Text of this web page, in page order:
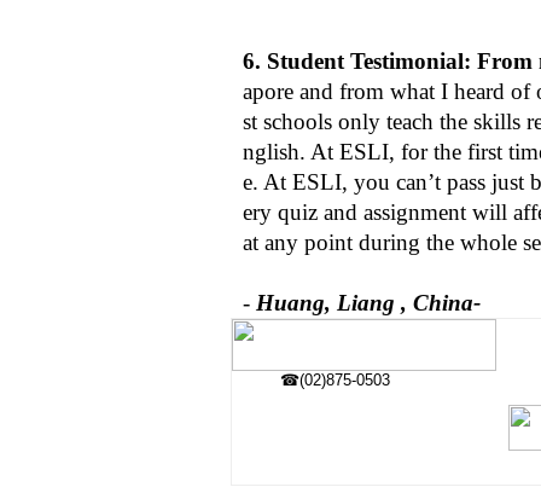
6. Student Testimonial: From
apore and from what I heard of
st schools only teach the skills
nglish. At ESLI, for the first
e. At ESLI, you can’t pass just
ery quiz and assignment will
at any point during the whole
- Huang, Liang , China-
☎(02)875-0503